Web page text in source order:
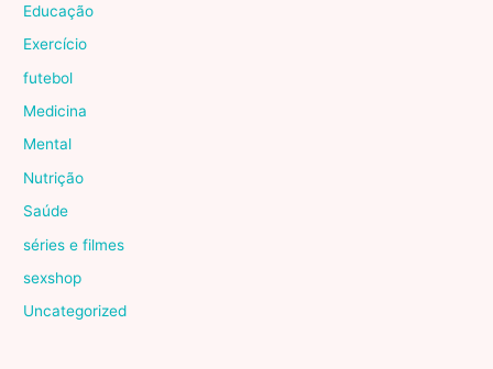
Educação
Exercício
futebol
Medicina
Mental
Nutrição
Saúde
séries e filmes
sexshop
Uncategorized